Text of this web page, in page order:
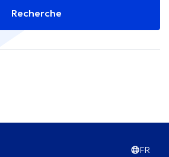
Recherche
FR